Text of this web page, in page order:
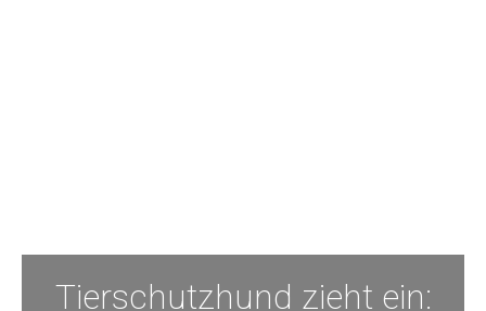
Tierschutzhund zieht ein: